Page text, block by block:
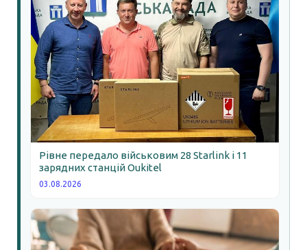
Рівне передало військовим 28 Starlink і 11
зарядних станцій Oukitel
03.08.2026